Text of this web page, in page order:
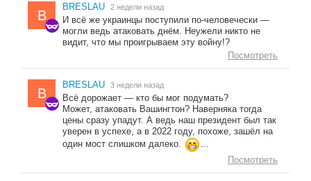
B
BRESLAU 2 недели назад
И всё же украинцы поступили по-человечески —
могли ведь атаковать днём. Неужели никто не
видит, что мы проигрываем эту войну!?
Посмотреть
B
BRESLAU 3 недели назад
Всё дорожает — кто бы мог подумать?
Может, атаковать Вашингтон? Наверняка тогда
цены сразу упадут. А ведь наш президент был так
уверен в успехе, а в 2022 году, похоже, зашёл на
один мост слишком далеко.
...
Посмотреть